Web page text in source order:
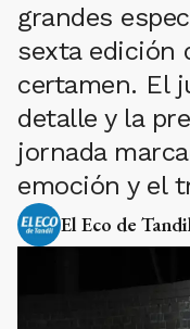
grandes
sexta edición
certamen. El
detalle y la
jornada
emoción y el
El Eco de